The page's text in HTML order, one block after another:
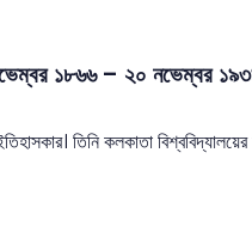
১৮৬৬ – ২০ নভেম্বর
তিনি কলকাতা